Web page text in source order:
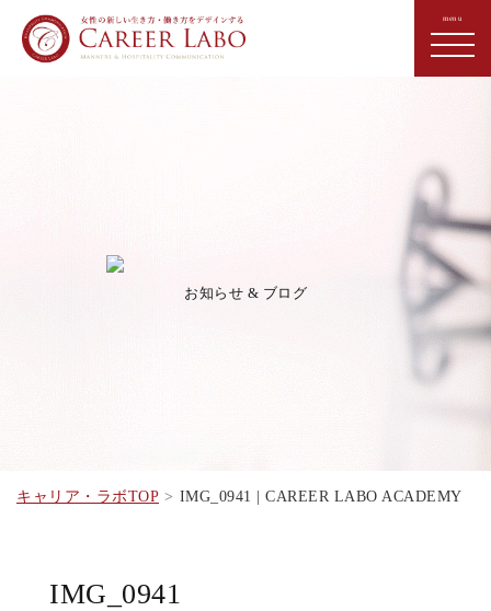
お知らせ & ブログ
キャリア・ラボTOP IMG_0941 | CAREER LABO ACADEMY
IMG_0941